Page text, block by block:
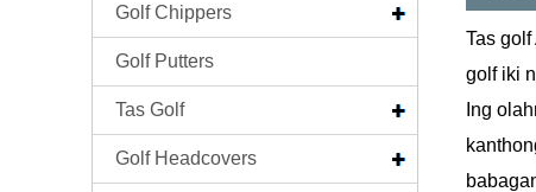
Golf Chippers
Golf Putters
Tas Golf
Golf Headcovers
Tas
golf iki
Ing